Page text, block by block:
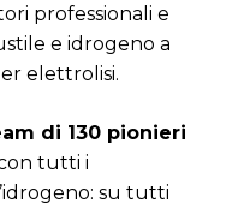
professionali e
e idrogeno a
elettrolisi.
di 130 pionieri
tutti i
su tutti